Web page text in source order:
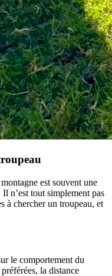
est souvent une
n’est tout simplement pas
à chercher un troupeau, et
le comportement du
la distance